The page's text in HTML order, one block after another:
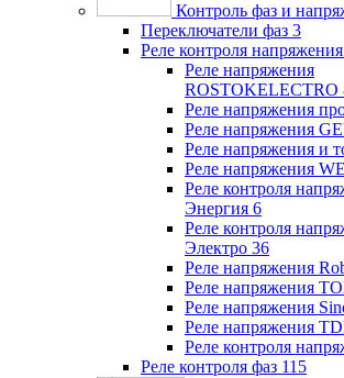
Контроль фаз и
Переключатели фаз 3
Реле контроля напряжения
Реле напряжения
ROSTOKELECTRO
Реле напряжения
Реле напряжения
Реле напряжения и
Реле напряжения
Реле контроля
Энергия 6
Реле контроля
Электро 36
Реле напряжения
Реле напряжения
Реле напряжения
Реле напряжения
Реле контроля
Реле контроля фаз 115